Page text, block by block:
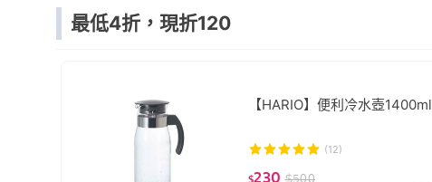
最低4折，現折120
【HARIO】便利冷水壺1400ml
(12)
$230 $500